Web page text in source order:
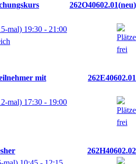
262O40602.01 neu
mal) 19:30 - 21:00
mit
262E40602.01
mal) 17:30 - 19:00
262H40602.02